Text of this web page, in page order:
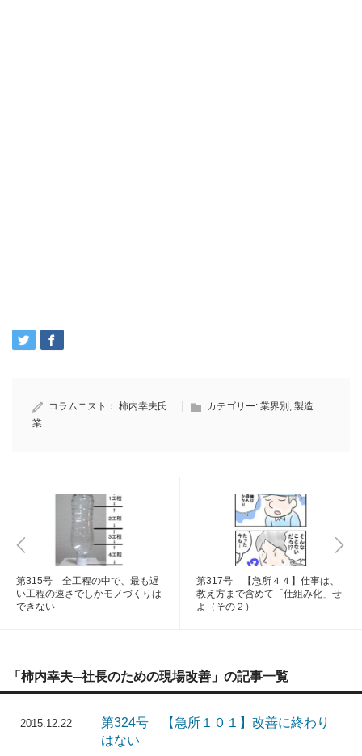
コラムニスト： 柿内幸夫氏 カテゴリー: 業界別, 製造
業
第315号 全工程の中で、最も遅
い工程の速さでしかモノづくりは
できない
第317号 【急所４４】仕事は、
教え方まで含めて「仕組み化」せ
よ（その２）
「柿内幸夫─社長のための現場改善」の記事一覧
2015.12.22
第324号 【急所１０１】改善に終わり
はない